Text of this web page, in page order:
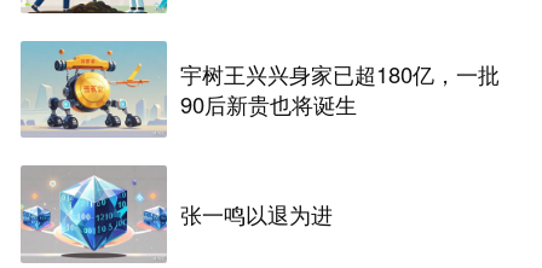
宇树王兴兴身家已超180亿，一批
90后新贵也将诞生
张一鸣以退为进